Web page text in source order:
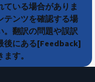
ている場合がありま
テンツを確認する場
。翻訳の問題や誤訳
後にある[Feedback]
す。